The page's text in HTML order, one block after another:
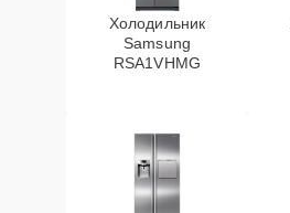
Холодильник
Samsung
RSA1VHMG